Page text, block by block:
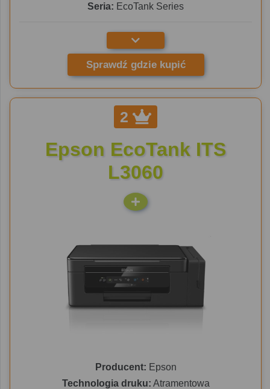
Seria: EcoTank Series
Sprawdź gdzie kupić
2
Epson EcoTank ITS
L3060
Producent: Epson
Technologia druku: Atramentowa